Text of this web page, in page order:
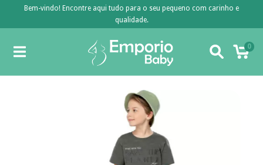
Bem-vindo! Encontre aqui tudo para o seu pequeno com carinho e
qualidade.
0